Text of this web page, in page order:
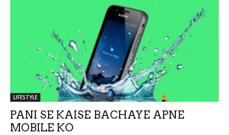
LIFESTYLE
PANI SE KAISE BACHAYE APNE
MOBILE KO